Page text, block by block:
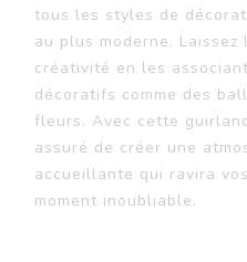
tous les styles de
au plus moderne.
créativité en les
décoratifs comme des
fleurs. Avec cette
assuré de créer une
accueillante qui ravira
moment inoubliable.